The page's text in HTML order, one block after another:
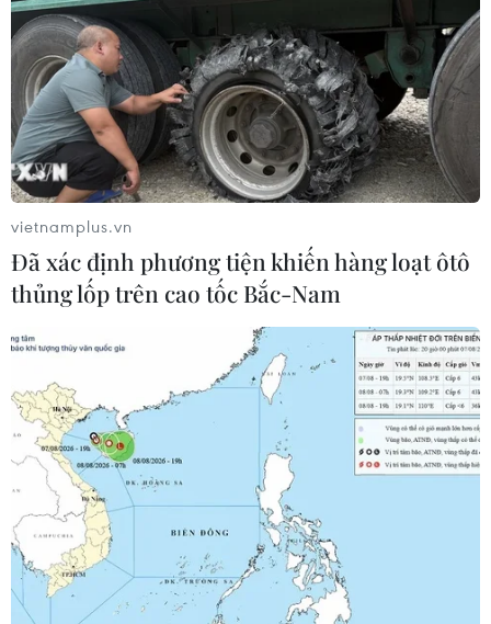
vietnamplus.vn
Đã xác định phương tiện khiến hàng loạt ôtô
thủng lốp trên cao tốc Bắc-Nam